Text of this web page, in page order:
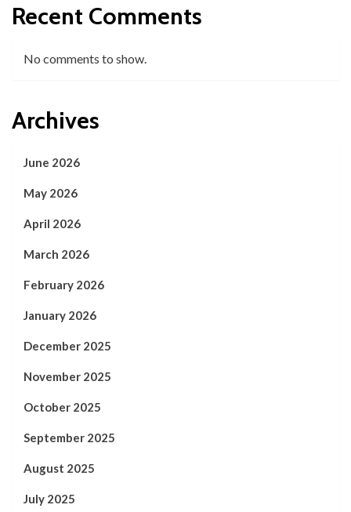
Recent Comments
No comments to show.
Archives
June 2026
May 2026
April 2026
March 2026
February 2026
January 2026
December 2025
November 2025
October 2025
September 2025
August 2025
July 2025